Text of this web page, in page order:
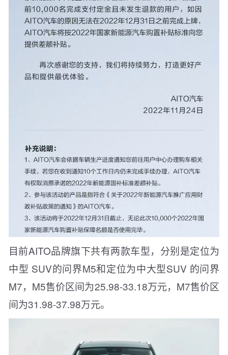
目前AITO品牌旗下共有两款车型，分别是定位为
中型 SUV的问界M5和定位为中大型SUV 的问界
M7，M5售价区间为25.98-33.18万元，M7售价区
间为31.98-37.98万元。